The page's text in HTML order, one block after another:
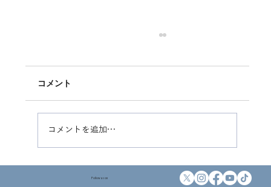
3月クラススケジュール・無料体験会日程
コメント
コメントを追加…
Follow us on